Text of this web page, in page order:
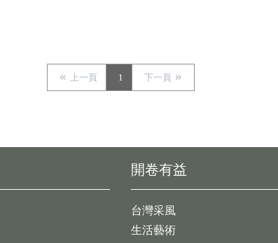
上一頁 1 下一頁
開卷有益
台灣采風
生活藝術